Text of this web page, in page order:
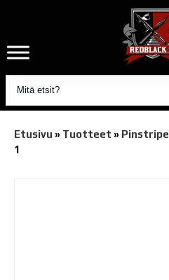
Etusivu » Tuotteet » Pinstripe
1